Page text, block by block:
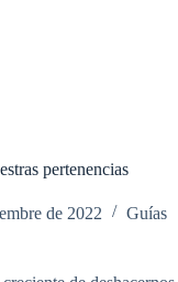
pertenencias
de 2022 Guías